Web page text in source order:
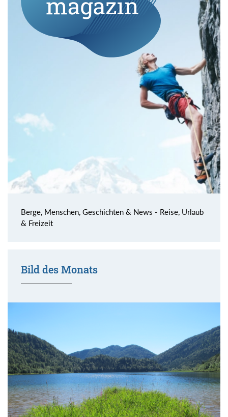
Berge, Menschen, Geschichten & News - Reise, Urlaub
& Freizeit
Bild des Monats